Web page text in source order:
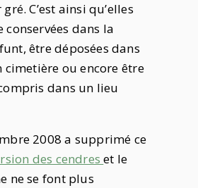
C’est ainsi qu’elles
dans la
être déposées dans
cimetière ou encore être
dans un lieu
2008 a supprimé ce
des cendreset le
ne se font plus